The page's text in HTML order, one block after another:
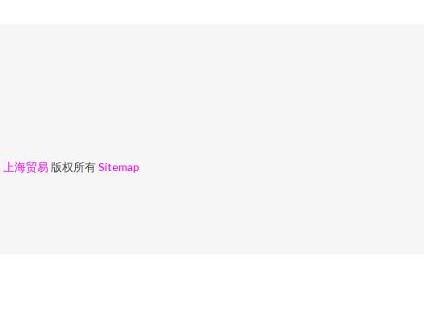
上海贸易 版权所有Sitemap